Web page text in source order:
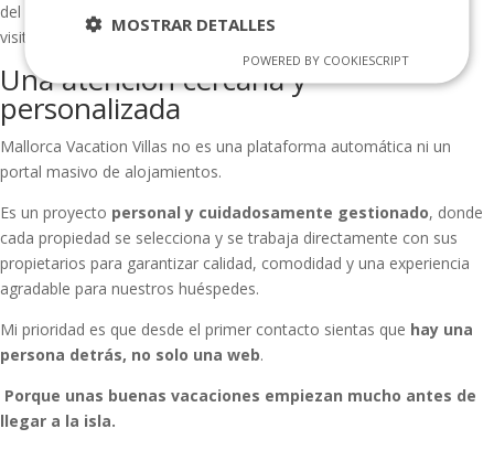
del destino, del mercado y de lo que realmente buscan quienes
visitan o se enamoran de la isla.
Una atención cercana y
personalizada
Mallorca Vacation Villas no es una plataforma automática ni un
portal masivo de alojamientos.
Es un proyecto personal y cuidadosamente gestionado, donde
cada propiedad se selecciona y se trabaja directamente con sus
propietarios para garantizar calidad, comodidad y una experiencia
agradable para nuestros huéspedes.
Mi prioridad es que desde el primer contacto sientas que hay una
persona detrás, no solo una web.
Porque unas buenas vacaciones empiezan mucho antes de
llegar a la isla.
MOSTRAR DETALLES
POWERED BY COOKIESCRIPT